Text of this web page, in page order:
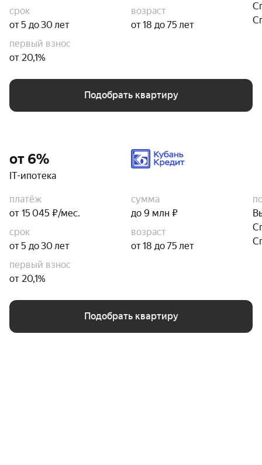
срок
от 5 до 30 лет
возраст
от 18 до 75 лет
первый взнос
от 20,1%
Подобрать квартиру
от 6%
IT-ипотека
платёж
от 15 045 ₽/мес.
сумма
до 9 млн ₽
срок
от 5 до 30 лет
возраст
от 18 до 75 лет
первый взнос
от 20,1%
Подобрать квартиру